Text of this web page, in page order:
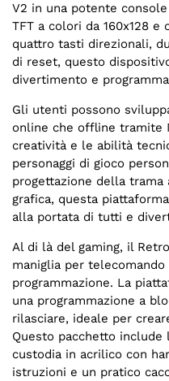
V2 in una potente
TFT a colori da 160x128
quattro tasti direzionali,
di reset, questo
divertimento e
Gli utenti possono
online che offline tramite
creatività e le abilità
personaggi di gioco
progettazione della trama
grafica, questa
alla portata di tutti e
Al di là del gaming, il
maniglia per
programmazione. La
una programmazione a
rilasciare, ideale per
Questo pacchetto include
custodia in acrilico con
istruzioni e un pratico